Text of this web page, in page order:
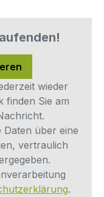
wieder
finden Sie am
über eine
vertraulich
.